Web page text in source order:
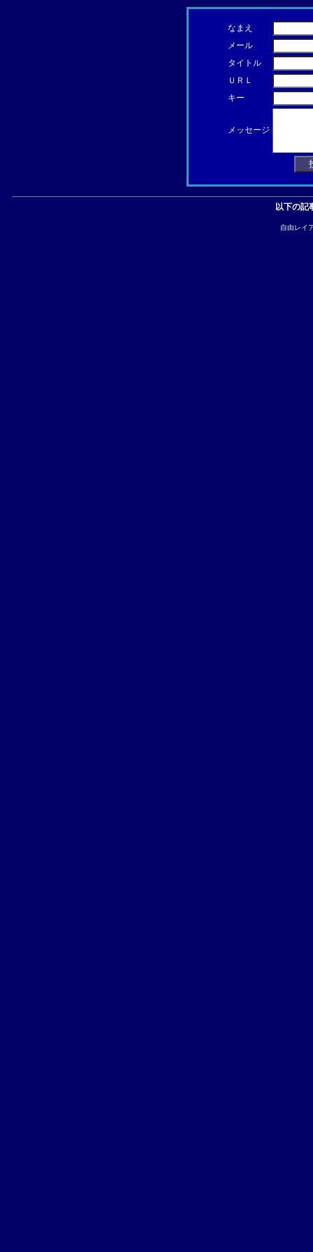
なまえ
メール
タイトル
ＵＲＬ
キー
メッセージ
以下の記
自由レイ